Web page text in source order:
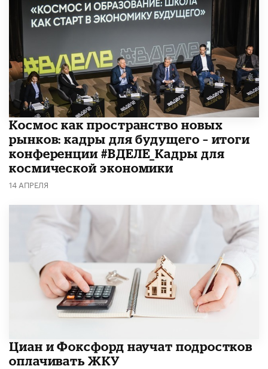
Космос как пространство новых
рынков: кадры для будущего – итоги
конференции #ВДЕЛЕ_Кадры для
космической экономики
14 АПРЕЛЯ
Циан и Фоксфорд научат подростков
оплачивать ЖКУ